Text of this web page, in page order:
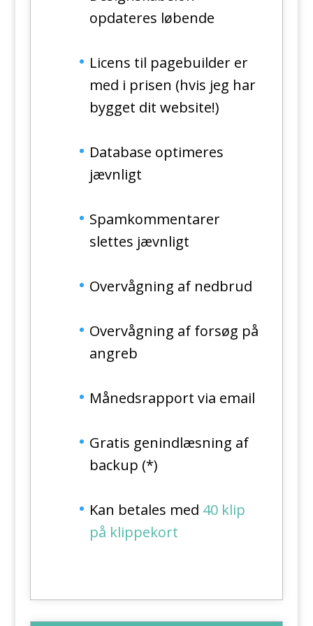
opdateres løbende
Licens til pagebuilder er
med i prisen (hvis jeg har
bygget dit website!)
Database optimeres
jævnligt
Spamkommentarer
slettes jævnligt
Overvågning af nedbrud
Overvågning af forsøg på
angreb
Månedsrapport via email
Gratis genindlæsning af
backup (*)
Kan betales med 40 klip
på klippekort